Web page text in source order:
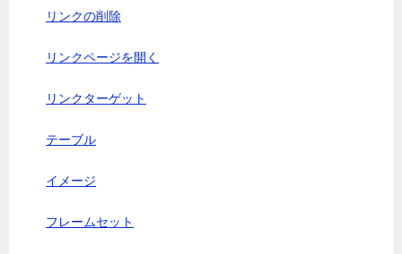
リンクの削除
リンクページを開く
リンクターゲット
テーブル
イメージ
フレームセット